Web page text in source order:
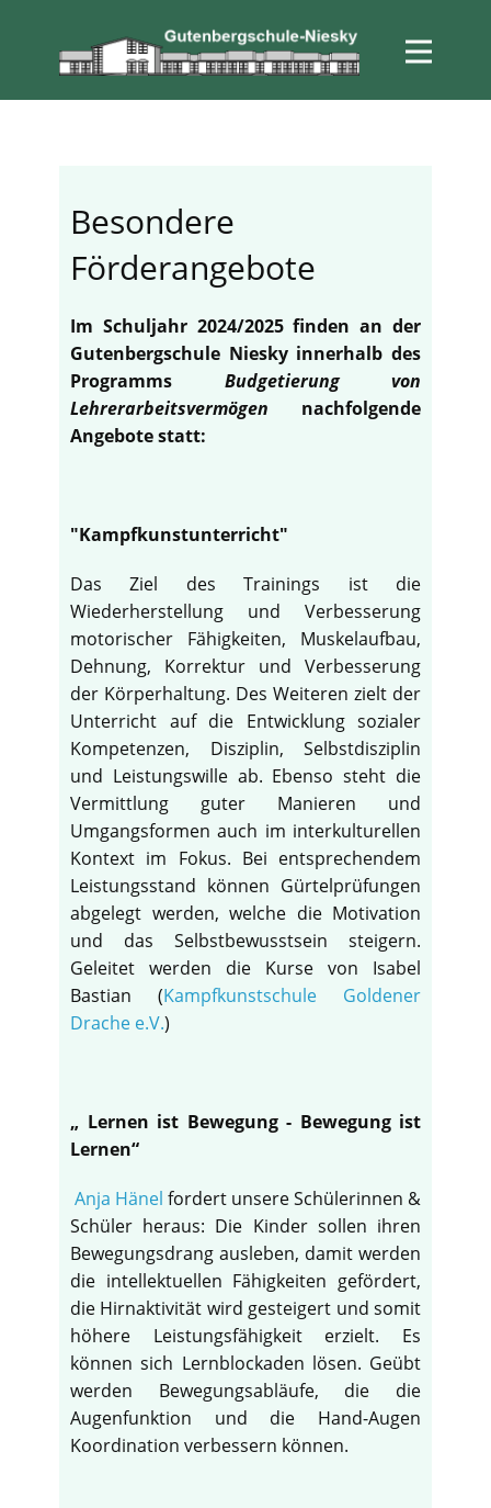
Besondere
Förderangebote
Im Schuljahr 2024/2025 finden an der
Gutenbergschule Niesky innerhalb des
Programms Budgetierung von
Lehrerarbeitsvermögen nachfolgende
Angebote statt:
"Kampfkunstunterricht"
Das Ziel des Trainings ist die
Wiederherstellung und Verbesserung
motorischer Fähigkeiten, Muskelaufbau,
Dehnung, Korrektur und Verbesserung
der Körperhaltung. Des Weiteren zielt der
Unterricht auf die Entwicklung sozialer
Kompetenzen, Disziplin, Selbstdisziplin
und Leistungswille ab. Ebenso steht die
Vermittlung guter Manieren und
Umgangsformen auch im interkulturellen
Kontext im Fokus. Bei entsprechendem
Leistungsstand können Gürtelprüfungen
abgelegt werden, welche die Motivation
und das Selbstbewusstsein steigern.
Geleitet werden die Kurse von Isabel
Bastian (Kampfkunstschule Goldener
Drache e.V.)
„ Lernen ist Bewegung - Bewegung ist
Lernen“
Anja Hänel fordert unsere Schülerinnen &
Schüler heraus: Die Kinder sollen ihren
Bewegungsdrang ausleben, damit werden
die intellektuellen Fähigkeiten gefördert,
die Hirnaktivität wird gesteigert und somit
höhere Leistungsfähigkeit erzielt. Es
können sich Lernblockaden lösen. Geübt
werden Bewegungsabläufe, die die
Augenfunktion und die Hand-Augen
Koordination verbessern können.